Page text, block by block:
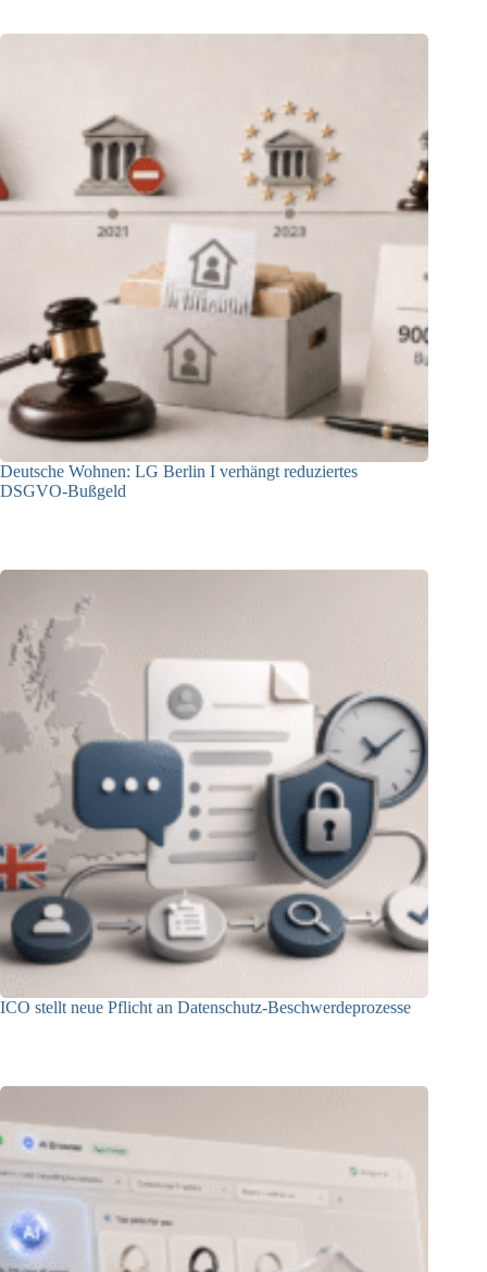
Deutsche Wohnen: LG Berlin I verhängt reduziertes
DSGVO-Bußgeld
ICO stellt neue Pflicht an Datenschutz-Beschwerdeprozesse